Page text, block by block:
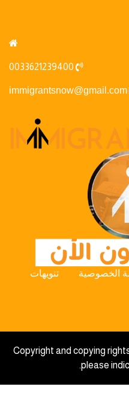
immigrantsnow@gmail.com
الخصوصية
تنويهات
Copyright and copying
please